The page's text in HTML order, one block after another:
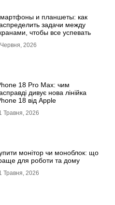
и планшеты: как
задачи между
чтобы все успевать
2026
18 Pro Max: чим
дивує нова лінійка
18 від Apple
Травня, 2026
монітор чи моноблок: що
для роботи та дому
Травня, 2026